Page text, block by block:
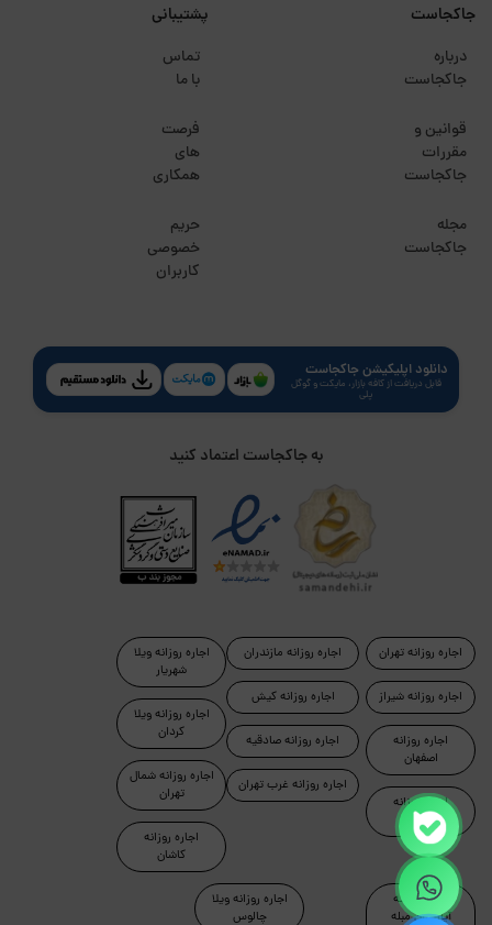
جاکجاست
درباره
جاکجاست
قوانین و
مقررات
جاکجاست
مجله
جاکجاست
پشتیبانی
تماس
با ما
فرصت
های
همکاری
حریم
خصوصی
کاربران
دانلود اپلیکیشن جاکجاست
قابل دریافت از کافه بازار، مایکت و گوگل
پلی
به جاکجاست اعتماد کنید
اجاره روزانه تهران
اجاره روزانه شیراز
اجاره روزانه
اصفهان
اجاره روزانه
رامسر
اجاره روزانه مازندران
اجاره روزانه کیش
اجاره روزانه صادقیه
اجاره روزانه غرب تهران
اجاره روزانه ویلا
شهریار
اجاره روزانه ویلا
کردان
اجاره روزانه شمال
تهران
اجاره روزانه
کاشان
اجاره روزانه
آپارتمان مبله
اجاره روزانه ویلا
چالوس